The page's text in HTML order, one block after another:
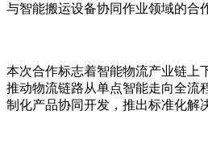
与智能搬运设备协同作业领域的合
本次合作标志着智能物流产业链
推动物流链路从单点智能走向全流
制化产品协同开发，推出标准化解